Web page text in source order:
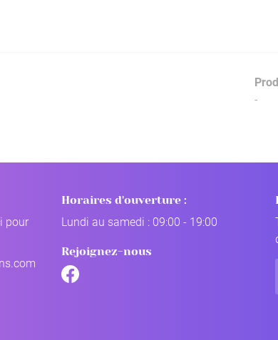
-
pour
Horaires d'ouverture :
Lundi au samedi : 09:00 - 19:00
Rejoignez-nous